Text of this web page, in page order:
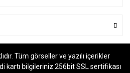
Tüm görseller ve yazılı içerikler
kartı bilgileriniz 256bit SSL sertifikası